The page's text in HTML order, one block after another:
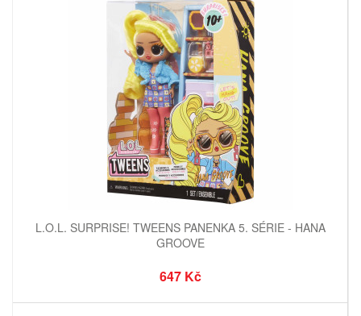
L.O.L. SURPRISE! TWEENS PANENKA 5. SÉRIE - HANA
GROOVE
647 Kč